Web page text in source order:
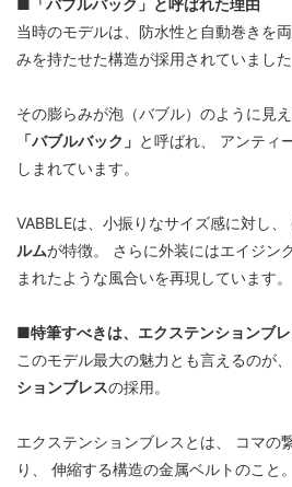
■「バブルバック」と呼ばれた理由
当時のモデルは、防水性と自動巻きを
みを持たせた構造が採用されていました
その膨らみが泡（バブル）のように見
「バブルバック」 と呼ばれ、 アンティ
しまれています。
VABBLEは、小振りなサイズ感に対し、
ルムが特徴。 さらに外装にはエイジン
まれたような風合いを再現しています。
■特筆すべきは、エクステンションブ
このモデル最大の魅力とも言えるのが、
ションブレスの採用。
エクステンションブレスとは、 コマの
り、 伸縮する構造の金属ベルトのこと。